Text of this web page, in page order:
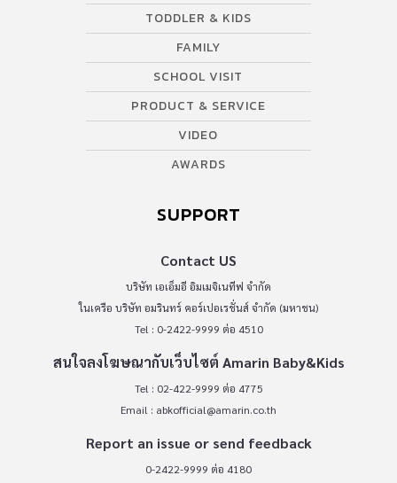
TODDLER & KIDS
FAMILY
SCHOOL VISIT
PRODUCT & SERVICE
VIDEO
AWARDS
SUPPORT
Contact US
บริษัท เอเอ็มอี อิมเมจิเนทีฟ จำกัด
ในเครือ บริษัท อมรินทร์ คอร์เปอเรชั่นส์ จำกัด (มหาชน)
Tel : 0-2422-9999 ต่อ 4510
สนใจลงโฆษณากับเว็บไซต์ Amarin Baby&Kids
Tel : 02-422-9999 ต่อ 4775
Email : abkofficial@amarin.co.th
Report an issue or send feedback
0-2422-9999 ต่อ 4180